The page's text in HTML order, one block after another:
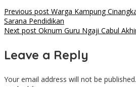
Post
navigation
Previous post Warga Kampung
Sarana Pendidikan
Next post Oknum Guru Ngaji Cabul
Leave a Reply
Your email address will not be published.